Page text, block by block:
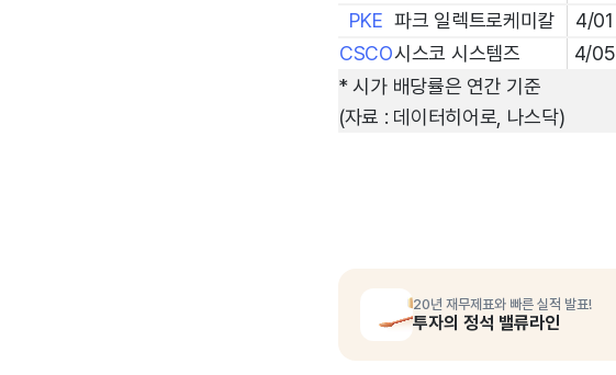
PKE 파크 일렉트로케미칼 4/01
CSCO시스코 시스템즈 4/05
* 시가 배당률은 연간 기준
(자료 : 데이터히어로, 나스닥)
20년 재무제표와 빠른 실적 발표!
투자의 정석 밸류라인